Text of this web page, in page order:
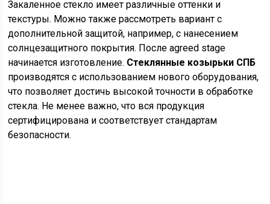
Закаленное стекло имеет различные оттенки и
текстуры. Можно также рассмотреть вариант с
дополнительной защитой, например, с нанесением
солнцезащитного покрытия. После agreed stage
начинается изготовление. Стеклянные козырьки СПБ
производятся с использованием нового оборудования,
что позволяет достичь высокой точности в обработке
стекла. Не менее важно, что вся продукция
сертифицирована и соответствует стандартам
безопасности.